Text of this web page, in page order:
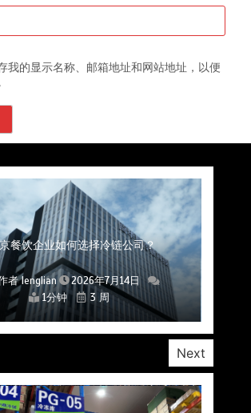
我的显示名称、邮箱地址和网站地址，以便
连锁加速，冷链配送如何破解冻品食材
流通难题？
者lenglian
2026年7月14日
1分钟
3 周
厨房布局餐饮连锁，冷链配送如何打通
关键一环
者lenglian
2026年7月14日
1分钟
3 周
餐饮企业如何选择冷链公司？
者lenglian
2026年7月14日
1分钟
3 周
物流如何护航餐饮连锁？冻品食材流通
全解析
者lenglian
2026年7月14日
1分钟
3 周
配一体化的核心价值与落地实践解析
者lenglian
2026年7月14日
1分钟
3 周
配送三要素：控温、时效、低成本如何
兼得？
者lenglian
2026年7月14日
1分钟
3 周
布局解冻食材运输密码，餐饮连锁如何
稳控品质？
者lenglian
2026年7月14日
1分钟
3 周
Next